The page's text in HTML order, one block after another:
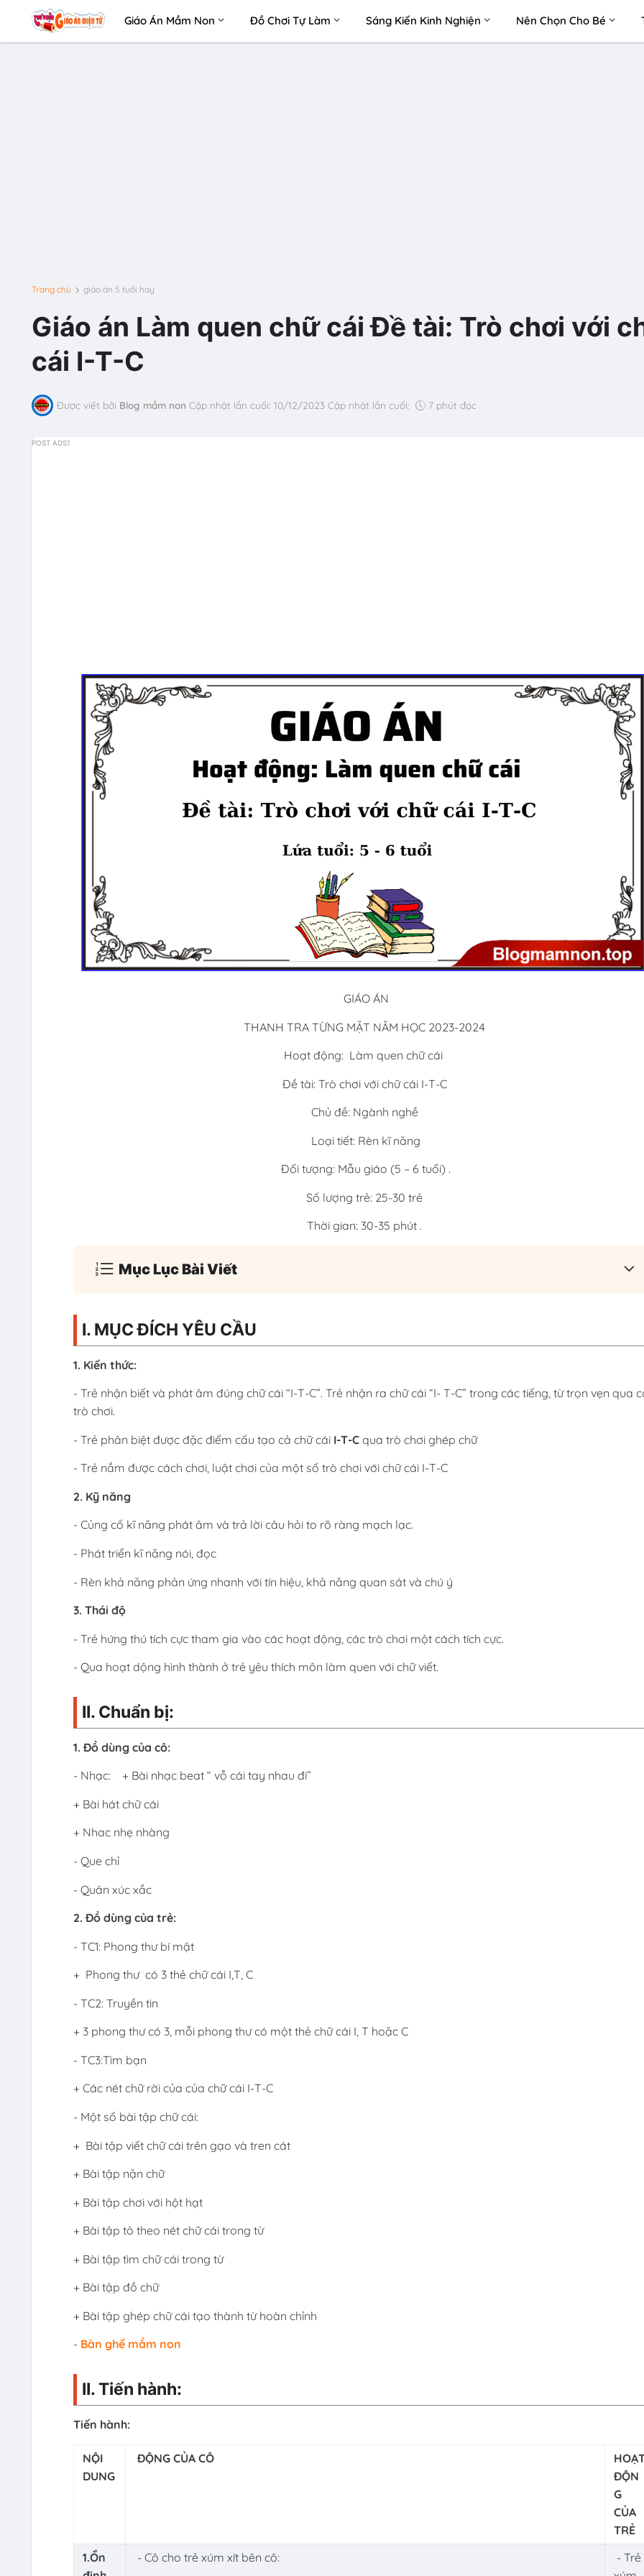
Giáo Án Mầm Non Đồ Chơi Tự Làm Sáng Kiến Kinh Nghiện Nên Chọn Cho Bé
Trang chủ giáo án 5 tuổi hay
Giáo án Làm quen chữ cái Đề tài: Trò chơi với
cái I-T-C
Được viết bởi Blog mầm non Cập nhật lần cuối: 10/12/2023 Cập nhật lần cuối: 7 phút đọc
POST ADS1
GIÁO ÁN
THANH TRA TỪNG MẶT NĂM HỌC 2023-2024
Hoạt động: Làm quen chữ cái
Đề tài: Trò chơi với chữ cái I-T-C
Chủ đề: Ngành nghề
Loại tiết: Rèn kĩ năng
Đối tượng: Mẫu giáo (5 – 6 tuổi) .
Số lượng trẻ: 25-30 trẻ
Thời gian: 30-35 phút .
Mục Lục Bài Viết
I. MỤC ĐÍCH YÊU CẦU
1. Kiến thức:
- Trẻ nhận biết và phát âm đúng chữ cái “I-T-C”. Trẻ nhận ra chữ cái “I- T-C” trong các tiếng, từ trọn vẹn qua
trò chơi.
- Trẻ phân biệt được đặc điểm cấu tạo cả chữ cái I-T-Cqua trò chơi ghép chữ
- Trẻ nắm được cách chơi, luật chơi của một số trò chơi với chữ cái I-T-C
2. Kỹ năng
- Củng cố kĩ năng phát âm và trả lời câu hỏi to rõ ràng mạch lạc.
- Phát triển kĩ năng nói, đọc
- Rèn khả năng phản ứng nhanh với tín hiệu, khả năng quan sát và chú ý
3. Thái độ
- Trẻ hứng thú tích cực tham gia vào các hoạt động, các trò chơi một cách tích cực.
- Qua hoạt dộng hình thành ở trẻ yêu thích môn làm quen với chữ viết.
II. Chuẩn bị:
1. Đồ dùng của cô:
- Nhạc: + Bài nhạc beat “ vỗ cái tay nhau đi”
+ Bài hát chữ cái
+ Nhac nhẹ nhàng
- Que chỉ
- Quân xúc xắc
2. Đồ dùng của trẻ:
- TC1: Phong thư bí mật
+ Phong thư có 3 thẻ chữ cái I,T, C
- TC2: Truyền tin
+ 3 phong thư có 3, mỗi phong thư có một thẻ chữ cái I, T hoặc C
- TC3:Tìm bạn
+ Các nét chữ rời của của chữ cái I-T-C
- Một số bài tập chữ cái:
+ Bài tập viết chữ cái trên gạo và tren cát
+ Bài tập nặn chữ
+ Bài tập chơi với hột hạt
+ Bài tập tô theo nét chữ cái trong từ
+ Bài tập tìm chữ cái trong từ
+ Bài tập đồ chữ
+ Bài tập ghép chữ cái tạo thành từ hoàn chỉnh
- Bàn ghế mầm non
II. Tiến hành:
Tiến hành:
NỘI
DUNG
ĐỘNG CỦA CÔ
ĐỘN
G
CỦA
TRẺ
1.Ổn
- Cô cho trẻ xúm xít bên cô:
- Trẻ